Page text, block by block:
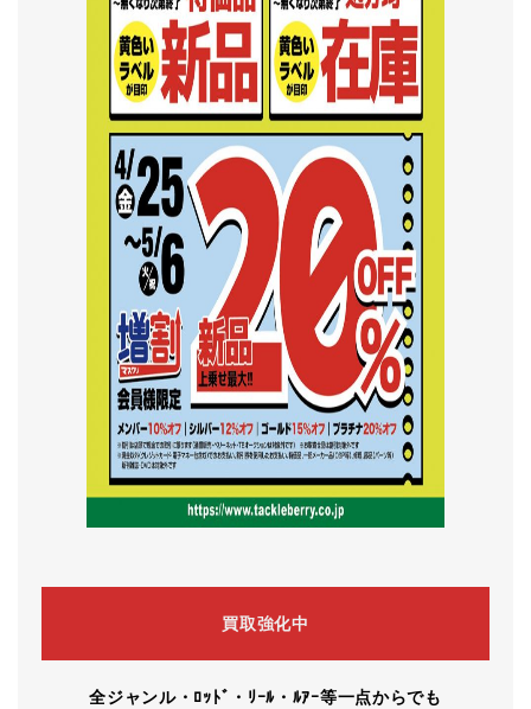
買取強化中
全ジャンル・ﾛｯﾄﾞ・ﾘｰﾙ・ﾙｱｰ等一点からでも